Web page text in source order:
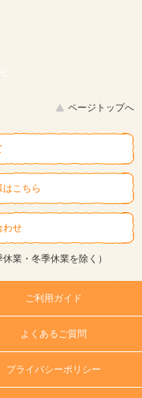
ページトップへ
こちら
わせ
業・冬季休業を除く）
ご利用ガイド
よくあるご質問
プライバシーポリシー